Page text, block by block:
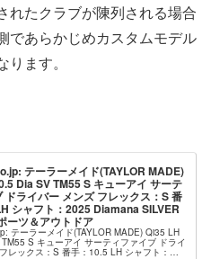
れたクラブが陳列される場合
であらかじめカスタムモデル
ます。
テーラーメイド(TAYLOR MADE)
Dia SV TM55 S キューアイ サーテ
ドライバー メンズ フレックス：S 番
シャフト：2025 Diamana SILVER
ーツ＆アウトドア
テーラーメイド(TAYLOR MADE) Qi35 LH
S キューアイ サーティファイブ ドライ
レックス：S 番手：10.5 LH シャフト：